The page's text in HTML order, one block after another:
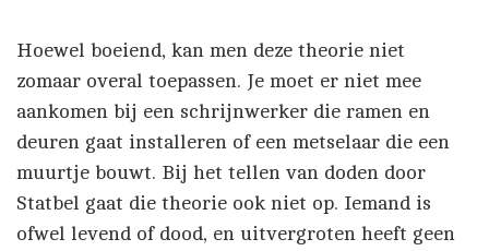
Hoewel boeiend, kan men deze theorie niet
zomaar overal toepassen. Je moet er niet mee
aankomen bij een schrijnwerker die ramen en
deuren gaat installeren of een metselaar die een
muurtje bouwt. Bij het tellen van doden door
Statbel gaat die theorie ook niet op. Iemand is
ofwel levend of dood, en uitvergroten heeft geen